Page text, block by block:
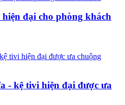
đại cho phòng khách
- kệ tivi hiện đại được ưa